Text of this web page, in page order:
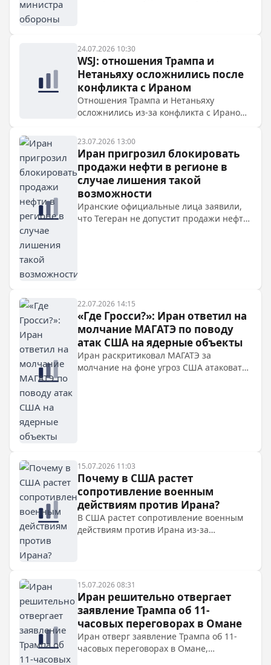
предупреждают о решительном ответе
на любую агрессию.
24.07.2026 10:30
WSJ: отношения Трампа и
Нетаньяху осложнились после
конфликта с Ираном
Отношения Трампа и Нетаньяху
осложнились из-за конфликта с Ираном,
администрации США.
23.07.2026 13:00
Иран пригрозил блокировать
продажи нефти в регионе в
случае лишения такой
возможности
Иранские официальные лица заявили,
что Тегеран не допустит продажи нефти
22.07.2026 14:15
«Где Гросси?»: Иран ответил на
молчание МАГАТЭ по поводу
атак США на ядерные объекты
Иран раскритиковал МАГАТЭ за
молчание на фоне угроз США атаковать
15.07.2026 11:03
Почему в США растет
сопротивление военным
действиям против Ирана?
В США растет сопротивление военным
действиям против Ирана из-за
избирателей, включая часть
республиканцев.
15.07.2026 08:31
Иран решительно отвергает
заявление Трампа об 11-
часовых переговорах в Омане
Иран отверг заявление Трампа об 11-
часовых переговорах в Омане,